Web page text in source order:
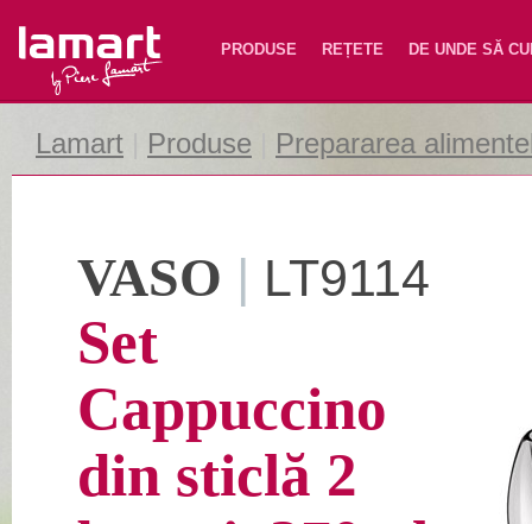
Lamart PRODUSE REȚETE DE UNDE SĂ
Lamart Produse Prepararea
VASO | LT9114
Set
Cappuccino
din sticlă 2